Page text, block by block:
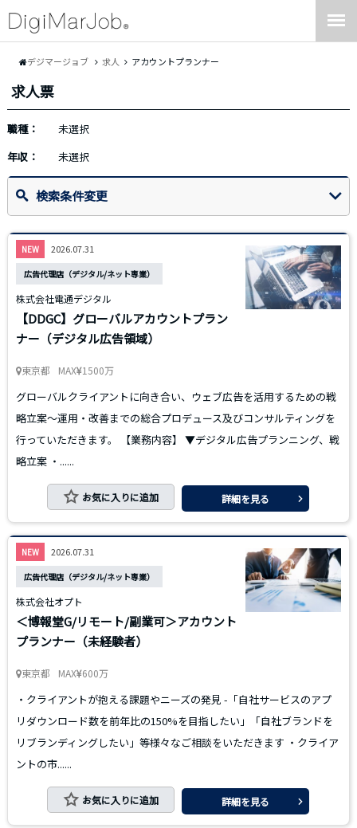
デジマージョブ 求人 アカウントプランナー
求人票
職種：
未選択
年収：
未選択
検索条件変更
NEW 2026.07.31
広告代理店（デジタル/ネット専業）
株式会社電通デジタル
【DDGC】グローバルアカウントプラン
ナー（デジタル広告領域）
東京都 MAX 1500万
グローバルクライアントに向き合い、ウェブ広告を活用するための戦
略立案～運用・改善までの総合プロデュース及びコンサルティングを
行っていただきます。 【業務内容】 ▼デジタル広告プランニング、戦
略立案 ・......
お気に入りに追加 詳細を見る
NEW 2026.07.31
広告代理店（デジタル/ネット専業）
株式会社オプト
＜博報堂G/リモート/副業可＞アカウント
プランナー（未経験者）
東京都 MAX 600万
・クライアントが抱える課題やニーズの発見 -「自社サービスのアプ
リダウンロード数を前年比の150%を目指したい」「自社ブランドを
リブランディングしたい」等様々なご相談をいただきます ・クライア
ントの市......
お気に入りに追加 詳細を見る